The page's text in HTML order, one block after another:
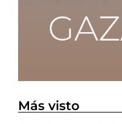
Más visto